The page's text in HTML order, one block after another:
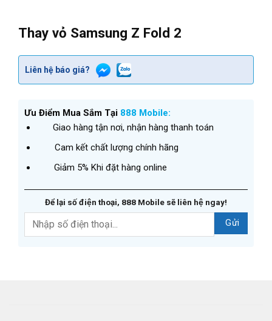
Thay vỏ Samsung Z Fold 2
Liên hệ báo giá?
Ưu Điểm Mua Sắm Tại 888 Mobile:
Giao hàng tận nơi, nhận hàng thanh toán
Cam kết chất lượng chính hãng
Giảm 5% Khi đặt hàng online
Để lại số điện thoại, 888 Mobile sẽ liên hệ ngay!